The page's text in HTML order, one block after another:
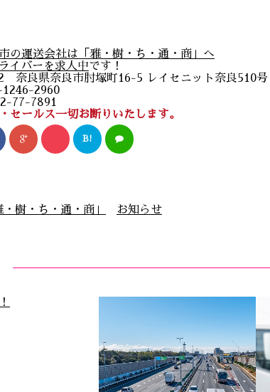
の運送会社は「雅・樹・ち・通・商」へ
イバーを求人中です！
奈良県奈良市肘塚町16-5 レイセニット奈良510号
2960
77-7891
セールス一切お断りいたします。
B!
・樹・ち・通・商」 お知らせ